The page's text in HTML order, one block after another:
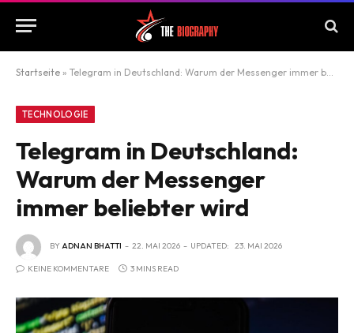
Startseite » Telegram in Deutschland: Warum der Messenger immer beliebter wird
TECHNOLOGIE
Telegram in Deutschland:
Warum der Messenger
immer beliebter wird
BYADNAN BHATTI 22. MAI 2026 UPDATED: 23. MAI 2026
KEINE KOMMENTARE 3 MINS READ